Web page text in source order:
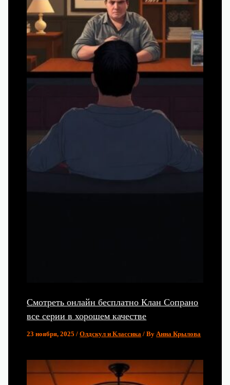
Смотреть онлайн бесплатно Клан Сопрано
все серии в хорошем качестве
23 ноября, 2025/Олдскул и Классика / ByАнна Крылова